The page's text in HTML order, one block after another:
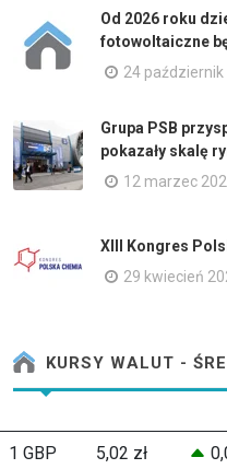
Od 2026 roku
fotowoltaiczne
24 październik
Grupa PSB
pokazały skalę
12 marzec
XIII Kongres
29 kwiecień
KURSY WALUT -
1 GBP 5,02 zł